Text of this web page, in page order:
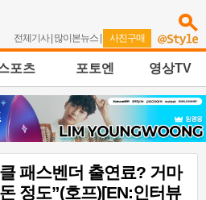
전체기사| 많이본뉴스 | 사진구매
포츠 포토엔 영상TV
패스벤더 출연료? 거마
정도”(호프)[EN:인터뷰